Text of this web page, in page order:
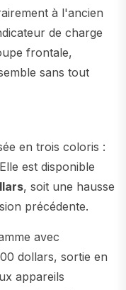
à l'ancien
de charge
frontale,
sans tout
en trois coloris :
est disponible
, soit une hausse
précédente.
avec
dollars, sortie en
appareils